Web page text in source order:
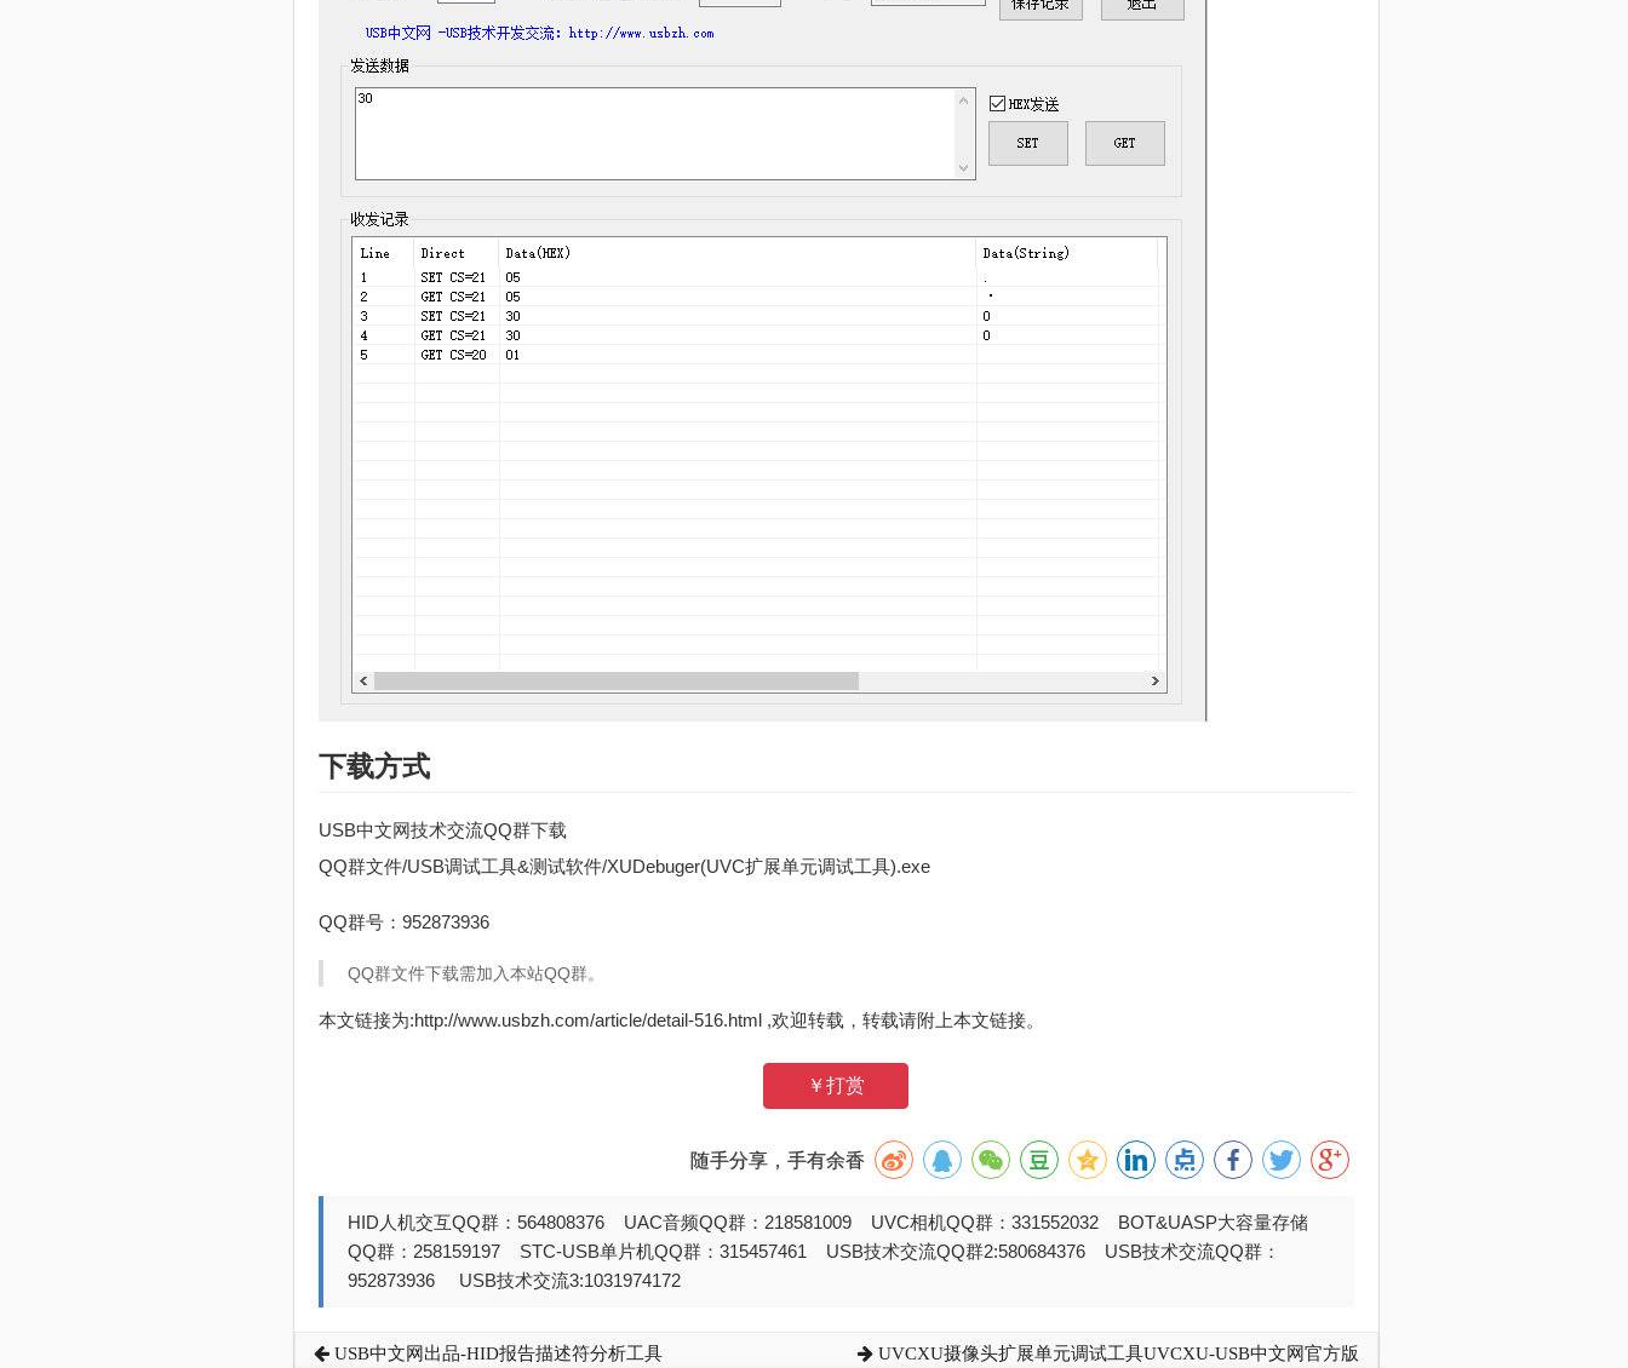
下载方式
USB中文网技术交流QQ群下载
QQ群文件/USB调试工具&测试软件/XUDebuger(UVC扩展单元调试工具).exe
QQ群号：952873936
QQ群文件下载需加入本站QQ群。
本文链接为:http://www.usbzh.com/article/detail-516.html ,欢迎转载，转载请附上本文链接。
￥打赏
随手分享，手有余香
HID人机交互QQ群：564808376 UAC音频QQ群：218581009 UVC相机QQ群：331552032 BOT&UASP大容量存储
QQ群：258159197 STC-USB单片机QQ群：315457461 USB技术交流QQ群2:580684376 USB技术交流QQ群：
952873936 USB技术交流3:1031974172
USB中文网出品-HID报告描述符分析工具 UVCXU摄像头扩展单元调试工具UVCXU-USB中文网官方版